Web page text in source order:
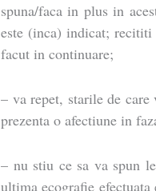
spuna/faca in plus in
este (inca) indicat; recititi
facut in continuare;
– va repet, starile de
prezenta o afectiune in
– nu stiu ce sa va spun
ultima ecografie